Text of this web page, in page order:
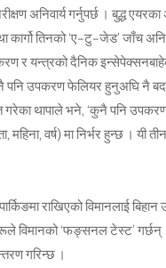
अनिवार्य गर्नुपर्छ । बुद्ध
कार्गो तिनको ‘ए–टु–जेड’ जाँच
र यन्त्रको दैनिक
उपकरण फेलियर हुनुअघि नै
थापाले भने, ‘कुनै पनि
महिना, वर्ष) मा निर्भर हुन्छ ।
राखिएको विमानलाई
विमानको ‘फङ्सनल टेस्ट’
गरिन्छ ।